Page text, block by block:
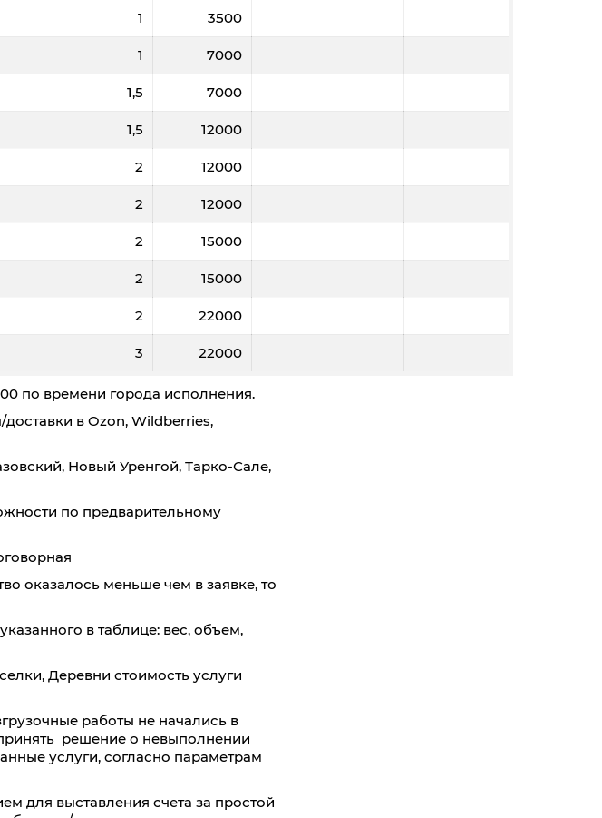
1 3500
1 7000
1,5 7000
1,5 12000
2 12000
2 12000
2 15000
2 15000
2 22000
3 22000
по времени города исполнения.
в Ozon, Wildberries,
Новый Уренгой, Тарко-Сале,
по предварительному
оказалось меньше чем в заявке, то
в таблице: вес, объем,
Деревни стоимость услуги
работы не начались в
решение о невыполнении
услуги, согласно параметрам
для выставления счета за простой